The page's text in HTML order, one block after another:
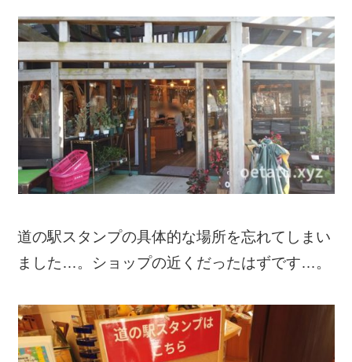
道の駅スタンプの具体的な場所を忘れてしまい
ました…。ショップの近くだったはずです…。